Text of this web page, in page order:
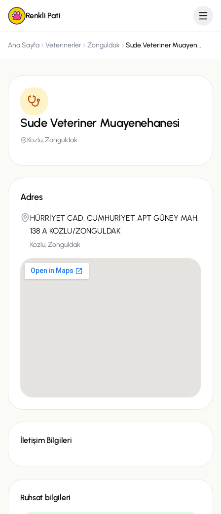
Renkli Pati
Ana Sayfa Veterinerler Zonguldak Sude Veteriner Muayenehanesi
Sude Veteriner Muayenehanesi
Kozlu,Zonguldak
Adres
HÜRRİYET CAD. CUMHURİYET APT GÜNEY MAH.
138 A KOZLU/ZONGULDAK
Kozlu,Zonguldak
İletişim Bilgileri
Ruhsat bilgileri